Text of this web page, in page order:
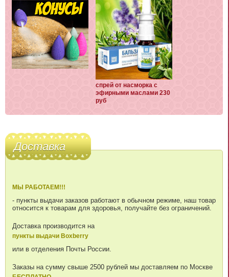
спрей от насморка с
эфирными маслами 230
руб
Доставка
МЫ РАБОТАЕМ!!!
- пункты выдачи заказов работают в обычном режиме, наш товар
относится к товарам для здоровья, получайте без ограничений.
Доставка производится на
пункты выдачи Boxberry
или в отделения Почты России.
Заказы на сумму свыше 2500 рублей мы доставляем по Москве